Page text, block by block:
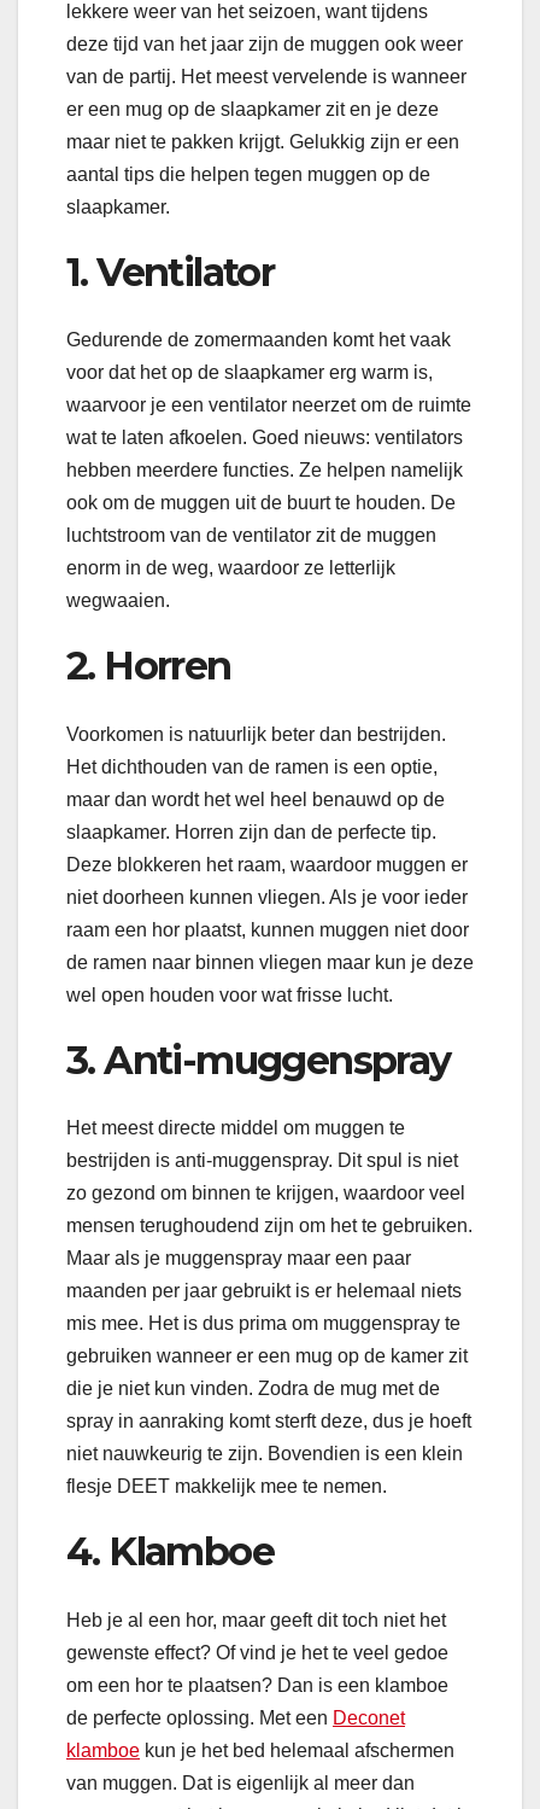
lekkere weer van het seizoen, want tijdens
deze tijd van het jaar zijn de muggen ook weer
van de partij. Het meest vervelende is wanneer
er een mug op de slaapkamer zit en je deze
maar niet te pakken krijgt. Gelukkig zijn er een
aantal tips die helpen tegen muggen op de
slaapkamer.
1. Ventilator
Gedurende de zomermaanden komt het vaak
voor dat het op de slaapkamer erg warm is,
waarvoor je een ventilator neerzet om de ruimte
wat te laten afkoelen. Goed nieuws: ventilators
hebben meerdere functies. Ze helpen namelijk
ook om de muggen uit de buurt te houden. De
luchtstroom van de ventilator zit de muggen
enorm in de weg, waardoor ze letterlijk
wegwaaien.
2. Horren
Voorkomen is natuurlijk beter dan bestrijden.
Het dichthouden van de ramen is een optie,
maar dan wordt het wel heel benauwd op de
slaapkamer. Horren zijn dan de perfecte tip.
Deze blokkeren het raam, waardoor muggen er
niet doorheen kunnen vliegen. Als je voor ieder
raam een hor plaatst, kunnen muggen niet door
de ramen naar binnen vliegen maar kun je deze
wel open houden voor wat frisse lucht.
3. Anti-muggenspray
Het meest directe middel om muggen te
bestrijden is anti-muggenspray. Dit spul is niet
zo gezond om binnen te krijgen, waardoor veel
mensen terughoudend zijn om het te gebruiken.
Maar als je muggenspray maar een paar
maanden per jaar gebruikt is er helemaal niets
mis mee. Het is dus prima om muggenspray te
gebruiken wanneer er een mug op de kamer zit
die je niet kun vinden. Zodra de mug met de
spray in aanraking komt sterft deze, dus je hoeft
niet nauwkeurig te zijn. Bovendien is een klein
flesje DEET makkelijk mee te nemen.
4. Klamboe
Heb je al een hor, maar geeft dit toch niet het
gewenste effect? Of vind je het te veel gedoe
om een hor te plaatsen? Dan is een klamboe
de perfecte oplossing. Met een Deconet
klamboe kun je het bed helemaal afschermen
van muggen. Dat is eigenlijk al meer dan